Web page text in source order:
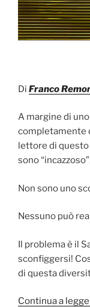
Di Franco
A margine di
completamente
lettore di
sono
Non sono uno
Nessuno può
Il problema è il
sconfiggersi!
di questa
Continua a